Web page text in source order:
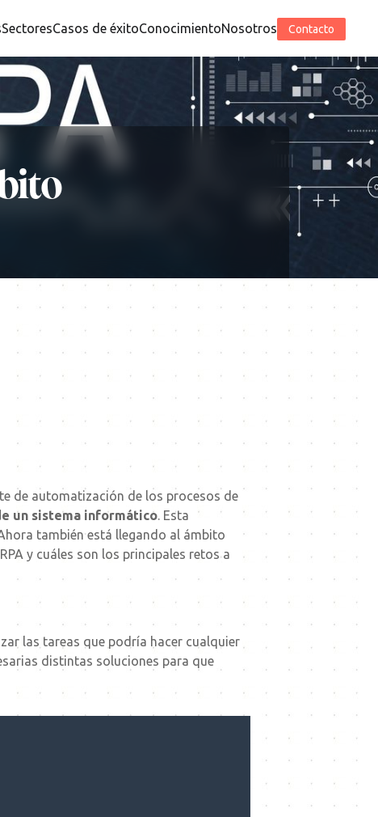
SectoresCasos de éxitoConocimientoNosotros Contacto
de automatización de los procesos de
un sistema informático. Esta
también está llegando al ámbito
y cuáles son los principales retos a
las tareas que podría hacer cualquier
distintas soluciones para que